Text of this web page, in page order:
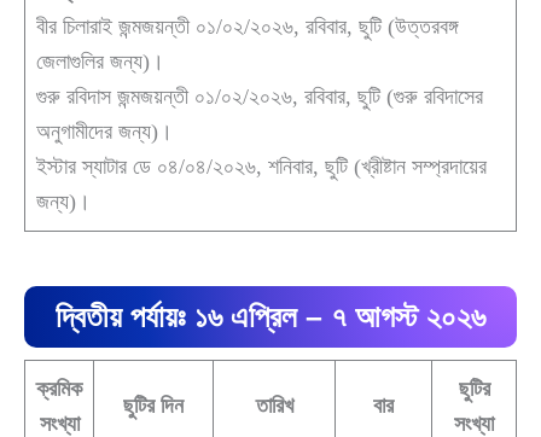
বীর চিলারাই জন্মজয়ন্তী ০১/০২/২০২৬, রবিবার, ছুটি (উত্তরবঙ্গ
জেলাগুলির জন্য)।
গুরু রবিদাস জন্মজয়ন্তী ০১/০২/২০২৬, রবিবার, ছুটি (গুরু রবিদাসের
অনুগামীদের জন্য)।
ইস্টার স্যাটার ডে ০৪/০৪/২০২৬, শনিবার, ছুটি (খ্রীষ্টান সম্প্রদায়ের
জন্য)।
দ্বিতীয় পর্যায়ঃ ১৬ এপ্রিল – ৭ আগস্ট ২০২৬
ক্রমিক
সংখ্যা
ছুটির দিন তারিখ বার
ছুটির
সংখ্যা